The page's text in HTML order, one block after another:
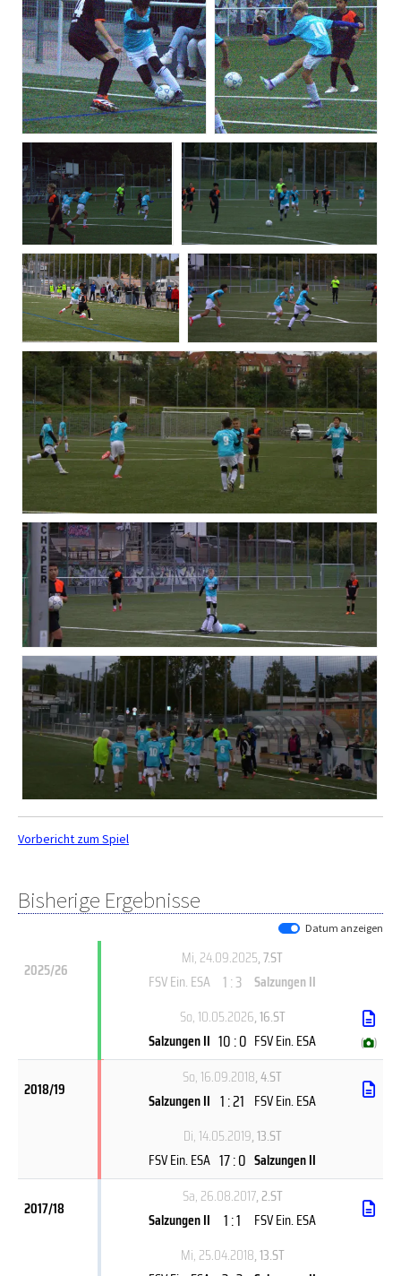
Vorbericht zum Spiel
Bisherige Ergebnisse
Datum anzeigen
2025/26
Mi, 24.09.2025, 7.ST
FSV Ein. ESA 1 : 3 Salzungen II
So, 10.05.2026, 16.ST
Salzungen II 10 : 0 FSV Ein. ESA ( )
2018/19
So, 16.09.2018, 4.ST
Salzungen II 1 : 21 FSV Ein. ESA
Di, 14.05.2019, 13.ST
FSV Ein. ESA 17 : 0 Salzungen II
2017/18
Sa, 26.08.2017, 2.ST
Salzungen II
1 : 1
FSV Ein. ESA
Mi, 25.04.2018, 13.ST